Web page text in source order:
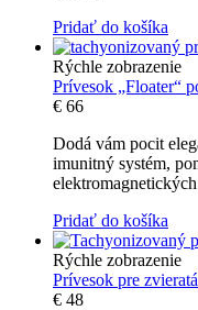
Pridať do košíka
Rýchle zobrazenie
Prívesok „Floater“
€ 66
Dodá vám pocit
imunitný systém,
Pridať do košíka
Rýchle zobrazenie
Prívesok pre
€ 48